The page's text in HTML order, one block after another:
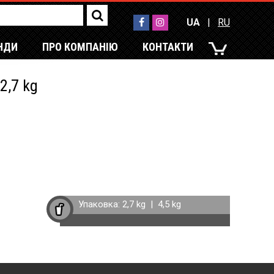
UA|RU
ПРО КОМПАНІЮ КОНТАКТИ
kg
Упаковка: 2,7 kg | 4,5 kg